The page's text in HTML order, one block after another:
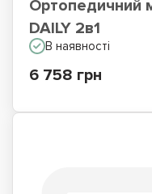
Ортопедичний
DAILY 2в1
В наявності
6 758 грн